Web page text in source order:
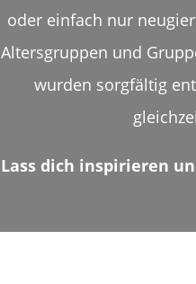
oder einfach nur
Altersgruppen und
wurden sorgfältig
Lass dich inspirieren